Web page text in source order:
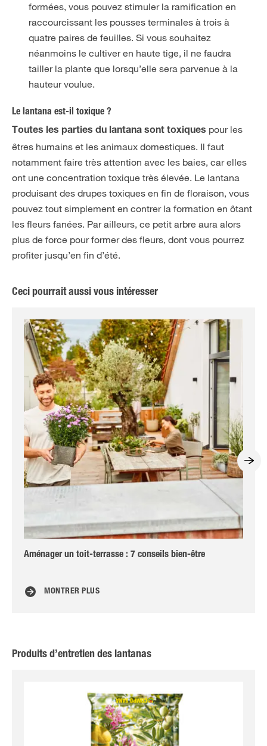
formées, vous pouvez stimuler la ramification en
raccourcissant les pousses terminales à trois à
quatre paires de feuilles. Si vous souhaitez
néanmoins le cultiver en haute tige, il ne faudra
tailler la plante que lorsqu’elle sera parvenue à la
hauteur voulue.
Le lantana est-il toxique ?
Toutes les parties du lantana sont toxiques pour les
êtres humains et les animaux domestiques. Il faut
notamment faire très attention avec les baies, car elles
ont une concentration toxique très élevée. Le lantana
produisant des drupes toxiques en fin de floraison, vous
pouvez tout simplement en contrer la formation en ôtant
les fleurs fanées. Par ailleurs, ce petit arbre aura alors
plus de force pour former des fleurs, dont vous pourrez
profiter jusqu’en fin d’été.
Ceci pourrait aussi vous intéresser
Aménager un toit-terrasse : 7 conseils bien-être
MONTRER PLUS
Produits d’entretien des lantanas